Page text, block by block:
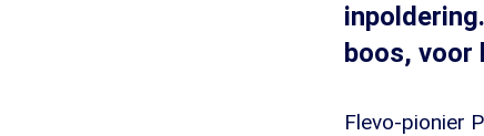
boos, voor
Flevo-pionier